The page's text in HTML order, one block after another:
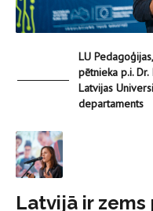
LU
pētnieka p.i.
Latvijas
departaments
Latvijā ir